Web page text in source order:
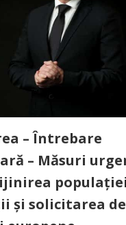
– Întrebare
– Măsuri
și solicitarea